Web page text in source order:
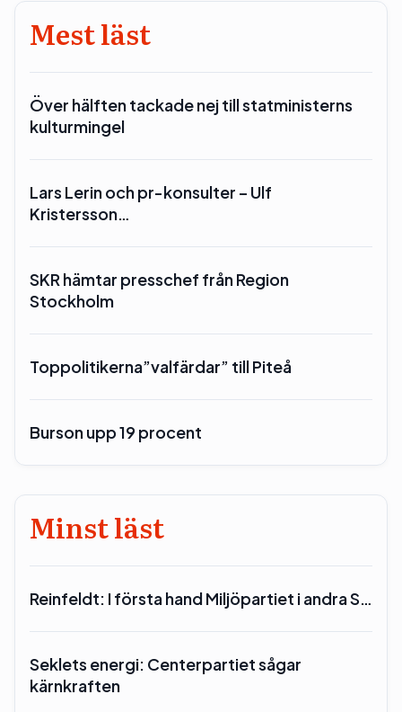
Mest läst
Över hälften tackade nej till statministerns
kulturmingel
Lars Lerin och pr-konsulter – Ulf
Kristersson…
SKR hämtar presschef från Region
Stockholm
Toppolitikerna”valfärdar” till Piteå
Burson upp 19 procent
Minst läst
Reinfeldt: I första hand Miljöpartiet i andra S…
Seklets energi: Centerpartiet sågar
kärnkraften